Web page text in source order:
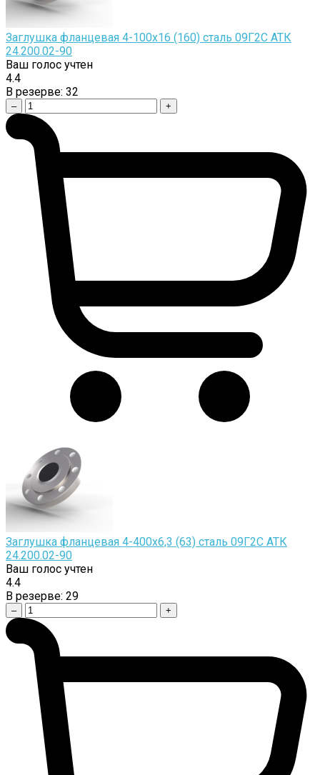
Заглушка фланцевая 4-100х16 (160) сталь 09Г2С АТК
24.200.02-90
Ваш голос учтен
4.4
В резерве: 32
– +
Заглушка фланцевая 4-400х6,3 (63) сталь 09Г2С АТК
24.200.02-90
Ваш голос учтен
4.4
В резерве: 29
– +